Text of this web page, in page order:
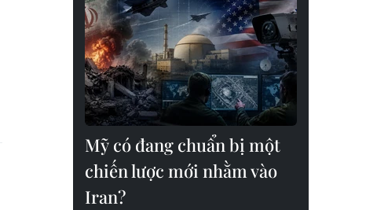
Mỹ có đang chuẩn bị một
chiến lược mới nhằm vào
Iran?